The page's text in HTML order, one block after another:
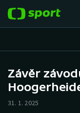
Hokej
Závěr
31. 1. 2025